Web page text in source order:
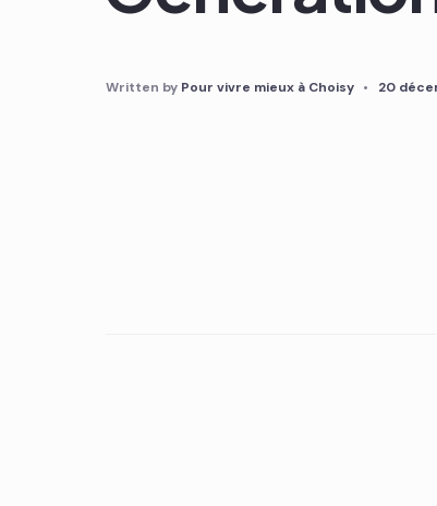
Written by Pour vivre mieux à Choisy • 20